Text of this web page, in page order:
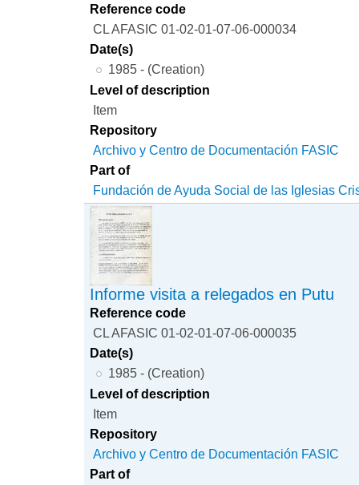
Reference code
CL AFASIC 01-02-01-07-06-000034
Date(s)
1985 - (Creation)
Level of description
Item
Repository
Archivo y Centro de Documentación FASIC
Part of
Fundación de Ayuda Social de las Iglesias
Informe visita a relegados en Putu
Reference code
CL AFASIC 01-02-01-07-06-000035
Date(s)
1985 - (Creation)
Level of description
Item
Repository
Archivo y Centro de Documentación FASIC
Part of